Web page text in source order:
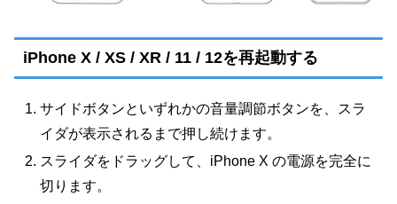
iPhone X / XS / XR / 11 / 12を再起動する
サイドボタンといずれかの音量調節ボタンを、スラ
イダが表示されるまで押し続けます。
スライダをドラッグして、iPhone X の電源を完全に
切ります。